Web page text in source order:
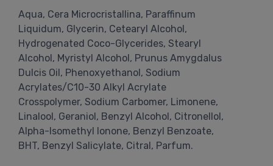
Aqua, Cera Microcristallina, Paraffinum
Liquidum, Glycerin, Cetearyl Alcohol,
Hydrogenated Coco-Glycerides, Stearyl
Alcohol, Myristyl Alcohol, Prunus Amygdalus
Dulcis Oil, Phenoxyethanol, Sodium
Acrylates/C10-30 Alkyl Acrylate
Crosspolymer, Sodium Carbomer, Limonene,
Linalool, Geraniol, Benzyl Alcohol, Citronellol,
Alpha-Isomethyl Ionone, Benzyl Benzoate,
BHT, Benzyl Salicylate, Citral, Parfum.